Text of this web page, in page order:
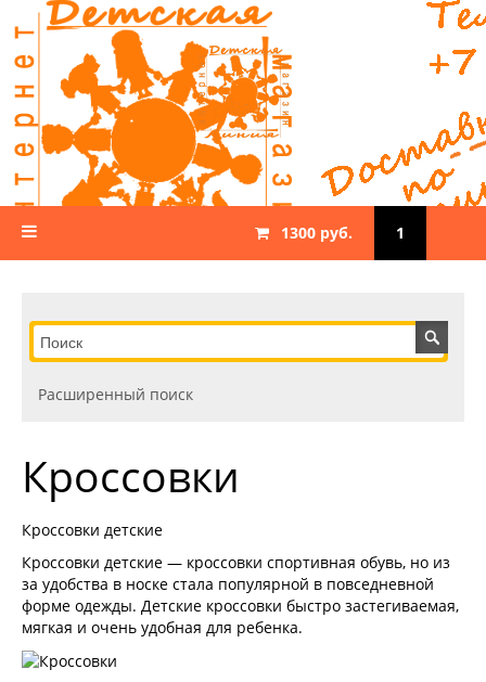
1
1300 руб.
Расширенный поиск
Кроссовки
Кроссовки детские
Кроссовки детские — кроссовки спортивная обувь, но из
за удобства в носке стала популярной в повседневной
форме одежды. Детские кроссовки быстро застегиваемая,
мягкая и очень удобная для ребенка.